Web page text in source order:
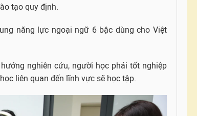
tạo quy định.
năng lực ngoại ngữ 6 bậc dùng cho Việt
nghiên cứu, người học phải tốt nghiệp
liên quan đến lĩnh vực sẽ học tập.